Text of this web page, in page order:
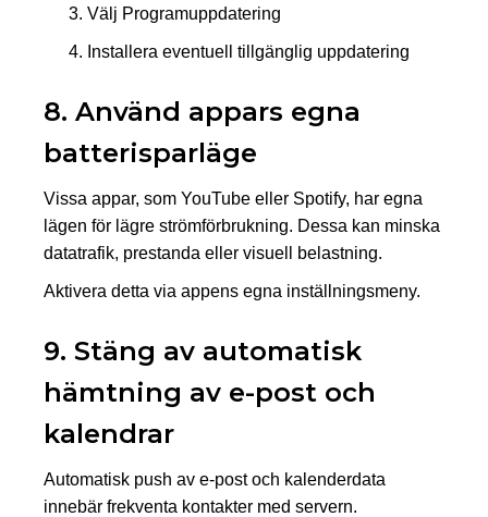
Välj Programuppdatering
Installera eventuell tillgänglig uppdatering
8. Använd appars egna
batterisparläge
Vissa appar, som YouTube eller Spotify, har egna
lägen för lägre strömförbrukning. Dessa kan minska
datatrafik, prestanda eller visuell belastning.
Aktivera detta via appens egna inställningsmeny.
9. Stäng av automatisk
hämtning av e-post och
kalendrar
Automatisk push av e-post och kalenderdata
innebär frekventa kontakter med servern.